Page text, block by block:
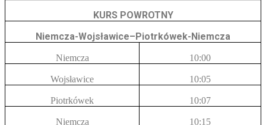
KURS POWROTNY
Niemcza-Wojsławice–Piotrkówek-Niemcza
Niemcza 10:00
Wojsławice 10:05
Piotrkówek 10:07
Niemcza 10:15